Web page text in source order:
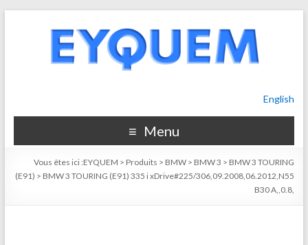
English
Menu
Vous êtes ici :EYQUEM > Produits > BMW > BMW 3 > BMW 3 TOURING
(E91) > BMW 3 TOURING (E91) 335 i xDrive#225/306,09.2008,06.2012,N55
B30 A,,0.8,